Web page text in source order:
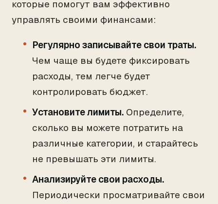
которые помогут вам эффективно
управлять своими финансами:
Регулярно записывайте свои траты.
Чем чаще вы будете фиксировать
расходы, тем легче будет
контролировать бюджет.
Установите лимиты. Определите,
сколько вы можете потратить на
различные категории, и старайтесь
не превышать эти лимиты.
Анализируйте свои расходы.
Периодически просматривайте свои